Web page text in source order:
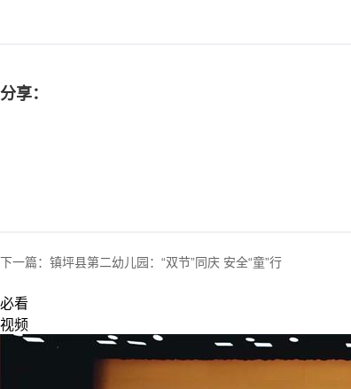
分享：
下一篇： 镇坪县第二幼儿园：“双节”同庆 安全“童”行
必看
视频